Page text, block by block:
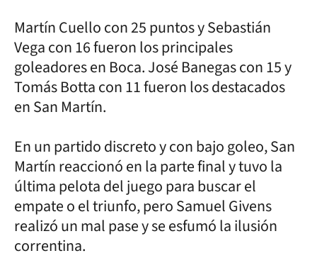
Martín Cuello con 25 puntos y Sebastián
Vega con 16 fueron los principales
goleadores en Boca. José Banegas con 15 y
Tomás Botta con 11 fueron los destacados
en San Martín.
En un partido discreto y con bajo goleo, San
Martín reaccionó en la parte final y tuvo la
última pelota del juego para buscar el
empate o el triunfo, pero Samuel Givens
realizó un mal pase y se esfumó la ilusión
correntina.